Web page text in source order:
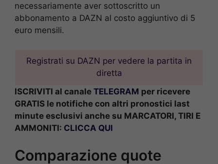
necessariamente aver sottoscritto un
abbonamento a DAZN al costo aggiuntivo di 5
euro mensili.
Registrati su DAZN per vedere la partita in
diretta
ISCRIVITI al canale TELEGRAM per ricevere
GRATIS le notifiche con altri pronostici last
minute esclusivi anche su MARCATORI, TIRI E
AMMONITI: CLICCA QUI
Comparazione quote